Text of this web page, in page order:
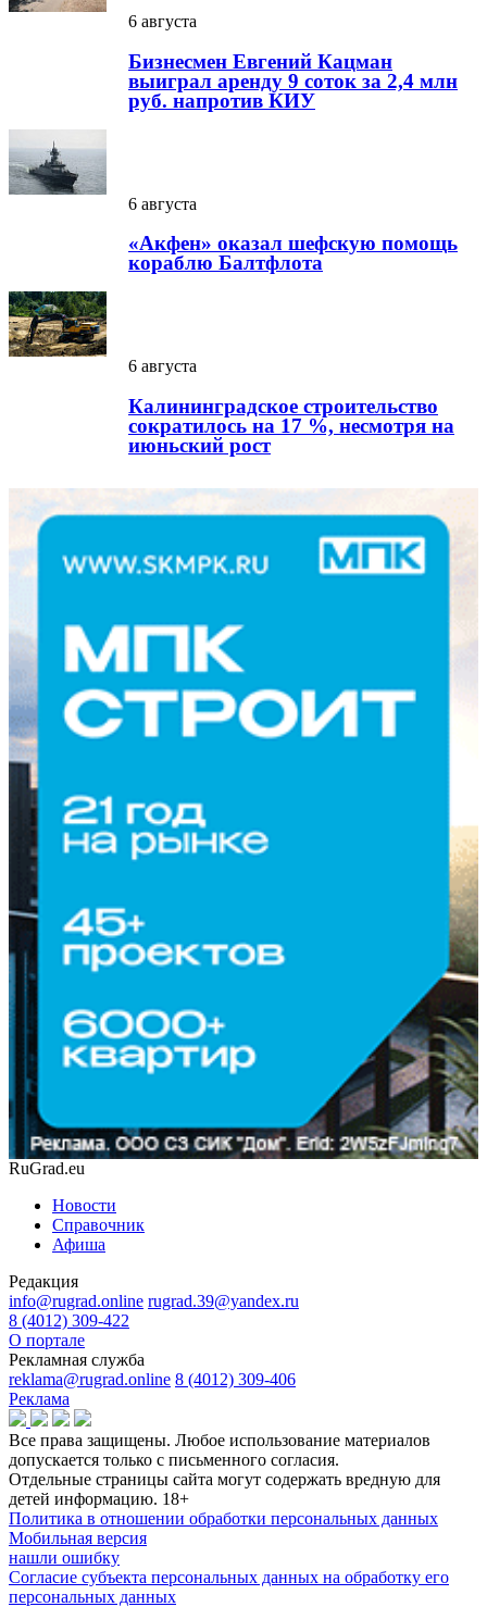
6 августа
Бизнесмен Евгений Кацман
выиграл аренду 9 соток за 2,4 млн
руб. напротив КИУ
6 августа
«Акфен» оказал шефскую помощь
кораблю Балтфлота
6 августа
Калининградское строительство
сократилось на 17 %, несмотря на
июньский рост
RuGrad.eu
Новости
Справочник
Афиша
Редакция
info@rugrad.online rugrad.39@yandex.ru
8 (4012) 309-422
О портале
Рекламная служба
reklama@rugrad.online 8 (4012) 309-406
Реклама
Все права защищены. Любое использование материалов
допускается только с письменного согласия.
Отдельные страницы сайта могут содержать вредную для
детей информацию. 18+
Политика в отношении обработки персональных данных
Мобильная версия
нашли ошибку
Согласие субъекта персональных данных на обработку его
персональных данных